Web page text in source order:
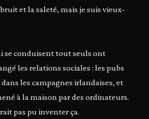
et la saleté, mais je suis vieux-
se conduisent tout seuls ont
les relations sociales : les pubs
les campagnes irlandaises, et
à la maison par des ordinateurs.
pas pu inventer ça.